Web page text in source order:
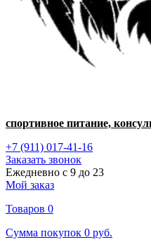
спортивное питание,
+7 (911) 017-41-16
Заказать звонок
Ежедневно с 9 до 23
Мой заказ
Товаров 0
Сумма покупок 0 руб.